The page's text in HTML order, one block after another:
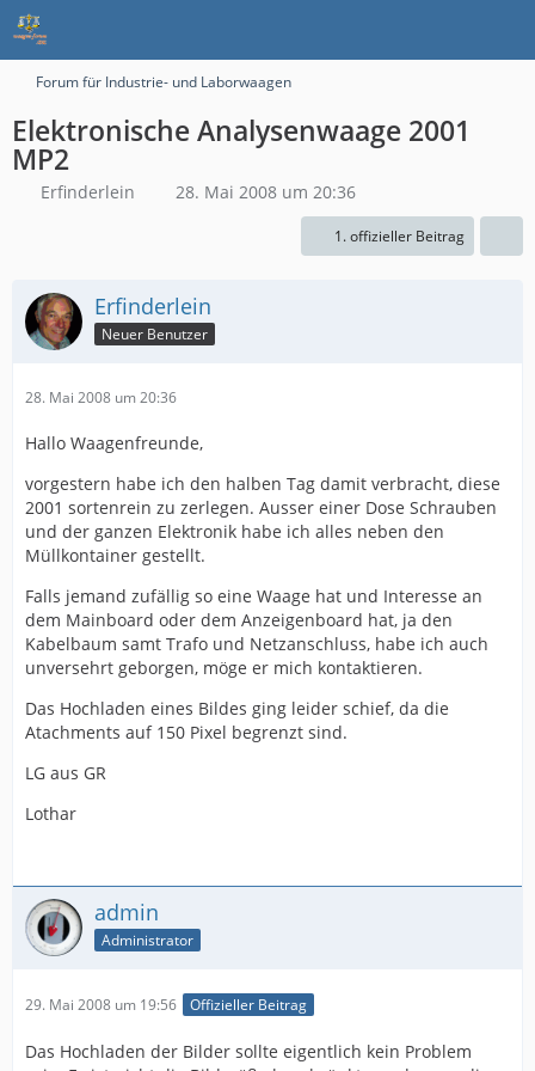
Forum für Industrie- und Laborwaagen
Elektronische Analysenwaage 2001
MP2
Erfinderlein 28. Mai 2008 um 20:36
1. offizieller Beitrag
Erfinderlein
Neuer Benutzer
28. Mai 2008 um 20:36
Hallo Waagenfreunde,
vorgestern habe ich den halben Tag damit verbracht, diese
2001 sortenrein zu zerlegen. Ausser einer Dose Schrauben
und der ganzen Elektronik habe ich alles neben den
Müllkontainer gestellt.
Falls jemand zufällig so eine Waage hat und Interesse an
dem Mainboard oder dem Anzeigenboard hat, ja den
Kabelbaum samt Trafo und Netzanschluss, habe ich auch
unversehrt geborgen, möge er mich kontaktieren.
Das Hochladen eines Bildes ging leider schief, da die
Atachments auf 150 Pixel begrenzt sind.
LG aus GR
Lothar
admin
Administrator
29. Mai 2008 um 19:56 Offizieller Beitrag
Das Hochladen der Bilder sollte eigentlich kein Problem